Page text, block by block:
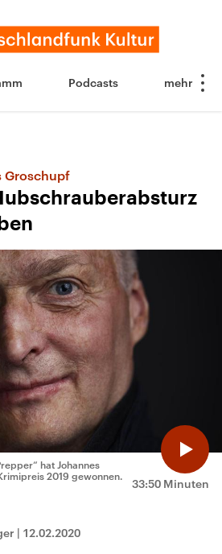
Podcasts
Groschupf
33:50 Minuten
hat Johannes
2019 gewonnen.
| 12.02.2020